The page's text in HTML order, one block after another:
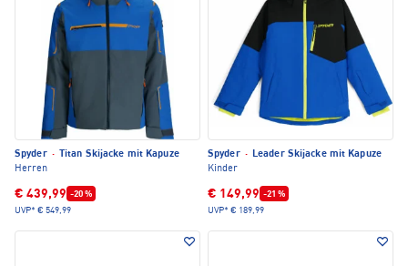
Spyder ·
Titan Skijacke mit Kapuze
Herren
€ 439,99 -20 %
UVP* € 549,99
Spyder · Leader Skijacke mit Kapuze
Kinder
€ 149,99 -21 %
UVP* € 189,99